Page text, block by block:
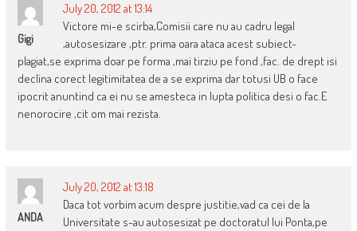
Gigi
July 20, 2012 at 13:14
Victore mi-e scirba,Comisii care nu au cadru legal
,autosesizare ,ptr. prima oara ataca acest subiect-
plagiat,se exprima doar pe forma ,mai tirziu pe fond ,fac. de drept isi
declina corect legitimitatea de a se exprima dar totusi UB o face
ipocrit anuntind ca ei nu se amesteca in lupta politica desi o fac.E
nenorocire ,cit om mai rezista.
ANDA
July 20, 2012 at 13:18
Daca tot vorbim acum despre justitie,vad ca cei de la
Universitate s-au autosesizat pe doctoratul lui Ponta,pe